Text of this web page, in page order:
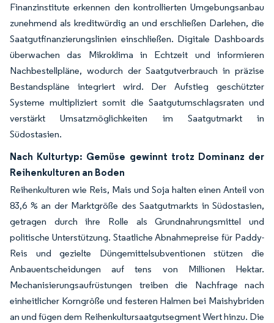
Finanzinstitute erkennen den kontrollierten Umgebungsanbau
zunehmend als kreditwürdig an und erschließen Darlehen, die
Saatgutfinanzierungslinien einschließen. Digitale Dashboards
überwachen das Mikroklima in Echtzeit und informieren
Nachbestellpläne, wodurch der Saatgutverbrauch in präzise
Bestandspläne integriert wird. Der Aufstieg geschützter
Systeme multipliziert somit die Saatgutumschlagsraten und
verstärkt Umsatzmöglichkeiten im Saatgutmarkt in
Südostasien.
Nach Kulturtyp: Gemüse gewinnt trotz Dominanz der
Reihenkulturen an Boden
Reihenkulturen wie Reis, Mais und Soja halten einen Anteil von
83,6 % an der Marktgröße des Saatgutmarkts in Südostasien,
getragen durch ihre Rolle als Grundnahrungsmittel und
politische Unterstützung. Staatliche Abnahmepreise für Paddy-
Reis und gezielte Düngemittelsubventionen stützen die
Anbauentscheidungen auf tens von Millionen Hektar.
Mechanisierungsaufrüstungen treiben die Nachfrage nach
einheitlicher Korngröße und festeren Halmen bei Maishybriden
an und fügen dem Reihenkultursaatgutsegment Wert hinzu. Die